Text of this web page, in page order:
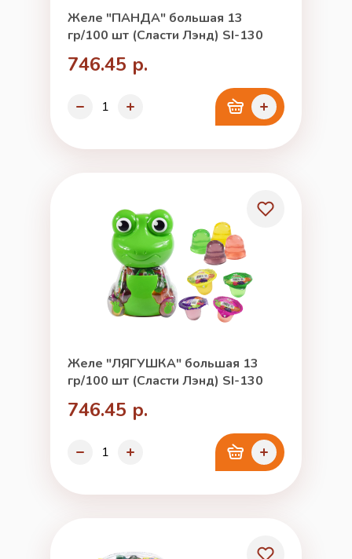
Желе "ПАНДА" большая 13
гр/100 шт (Сласти Лэнд) SI-130
746.45 р.
Желе "ЛЯГУШКА" большая 13
гр/100 шт (Сласти Лэнд) SI-130
746.45 р.